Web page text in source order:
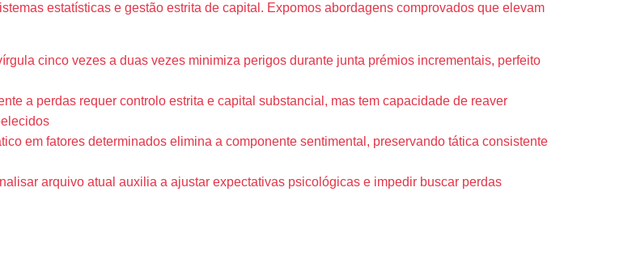
estatísticas e gestão estrita de capital. Expomos abordagens comprovados que elevam
cinco vezes a duas vezes minimiza perigos durante junta prémios incrementais, perfeito
a perdas requer controlo estrita e capital substancial, mas tem capacidade de reaver
em fatores determinados elimina a componente sentimental, preservando tática consistente
arquivo atual auxilia a ajustar expectativas psicológicas e impedir buscar perdas